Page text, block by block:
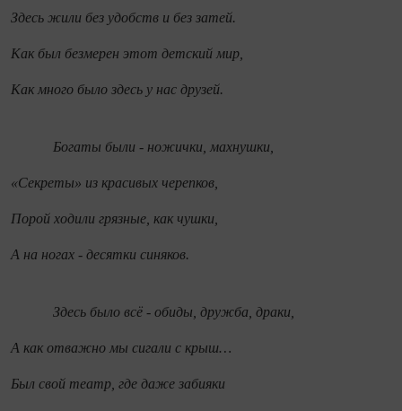
Здесь жили без удобств и без затей.
Как был безмерен этот детский мир,
Как много было здесь у нас друзей.
Богаты были - ножички, махнушки,
«Секреты» из красивых черепков,
Порой ходили грязные, как чушки,
А на ногах - десятки синяков.
Здесь было всё - обиды, дружба, драки,
А как отважно мы сигали с крыш…
Был свой театр, где даже забияки